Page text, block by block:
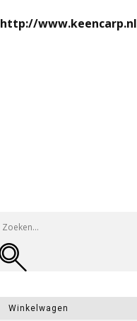
http://www.keencarp.nl
Winkelwagen